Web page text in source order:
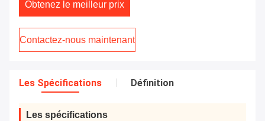
Obtenez le meilleur prix
Contactez-nous maintenant
Les Spécifications Définition
Les spécifications